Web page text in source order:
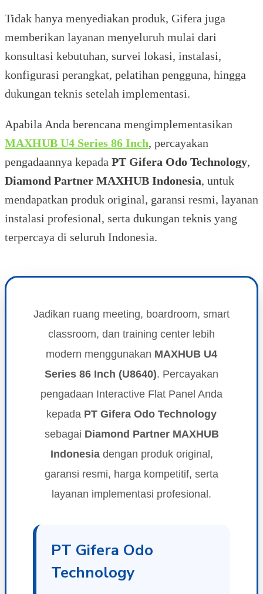
Tidak hanya menyediakan produk, Gifera juga
memberikan layanan menyeluruh mulai dari
konsultasi kebutuhan, survei lokasi, instalasi,
konfigurasi perangkat, pelatihan pengguna, hingga
dukungan teknis setelah implementasi.
Apabila Anda berencana mengimplementasikan
MAXHUB U4 Series 86 Inch, percayakan
pengadaannya kepada PT Gifera Odo Technology,
Diamond Partner MAXHUB Indonesia, untuk
mendapatkan produk original, garansi resmi, layanan
instalasi profesional, serta dukungan teknis yang
terpercaya di seluruh Indonesia.
Jadikan ruang meeting, boardroom, smart
classroom, dan training center lebih
modern menggunakan MAXHUB U4
Series 86 Inch (U8640). Percayakan
pengadaan Interactive Flat Panel Anda
kepada PT Gifera Odo Technology
sebagai Diamond Partner MAXHUB
Indonesia dengan produk original,
garansi resmi, harga kompetitif, serta
layanan implementasi profesional.
PT Gifera Odo
Technology